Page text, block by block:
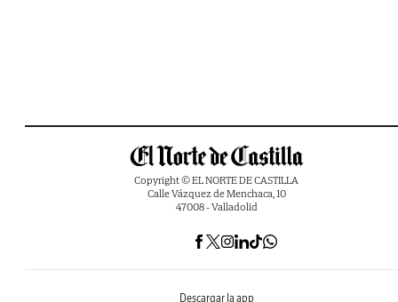
Copyright © EL NORTE DE CASTILLA
Calle Vázquez de Menchaca, 10
47008 - Valladolid
Descargar la app